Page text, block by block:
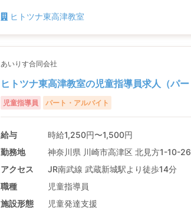
ヒトツナ東高津教室
あいりす合同会社
ヒトツナ東高津教室の児童指導員求人（パー
児童指導員 パート・アルバイト
給与
時給1,250円〜1,500円
勤務地
神奈川県 川崎市高津区 北見方1-10-26
アクセス
JR南武線 武蔵新城駅より徒歩14分
職種
児童指導員
施設形態
児童発達支援